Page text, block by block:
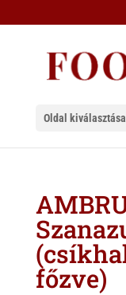
Oldal kiválasztása
főzve)